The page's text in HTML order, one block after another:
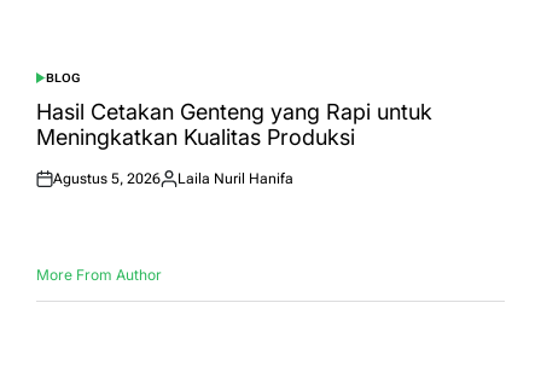
POSTED
IN
BLOG
Hasil Cetakan Genteng yang Rapi untuk
Meningkatkan Kualitas Produksi
Posted
Agustus 5, 2026
Posted
Laila Nuril Hanifa
More From Author